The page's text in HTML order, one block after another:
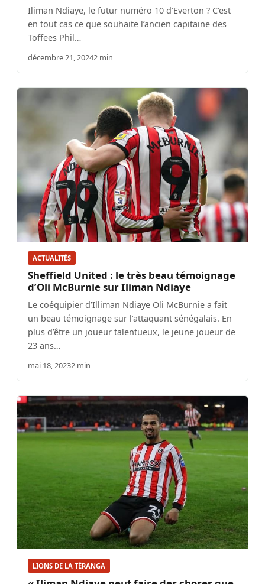
Iliman Ndiaye, le futur numéro 10 d’Everton ? C’est
en tout cas ce que souhaite l’ancien capitaine des
Toffees Phil…
décembre 21, 20242 min
ACTUALITÉS
Sheffield United : le très beau témoignage
d’Oli McBurnie sur Iliman Ndiaye
Le coéquipier d’Illiman Ndiaye Oli McBurnie a fait
un beau témoignage sur l’attaquant sénégalais. En
plus d’être un joueur talentueux, le jeune joueur de
23 ans…
mai 18, 20232 min
LIONS DE LA TÉRANGA